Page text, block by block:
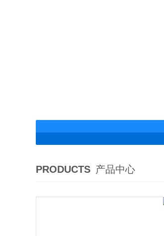
PRODUCTS 产品中心